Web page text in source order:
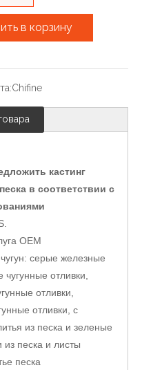
в корзину
Chifine
кастинг
в соответствии с
OEM
серые железные
отливки,
отливки,
отливки, с
из песка и зеленые
песка и листы
песка